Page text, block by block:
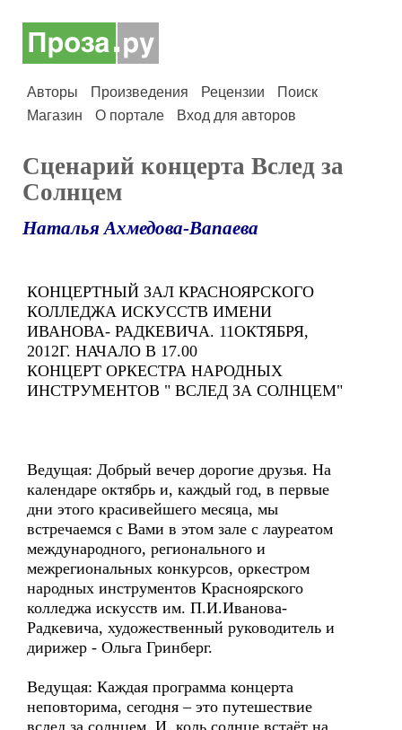
Авторы Произведения Рецензии
Поиск
Магазин
О портале Вход для авторов
Сценарий концерта Вслед за
Солнцем
Наталья Ахмедова-Вапаева
КОНЦЕРТНЫЙ ЗАЛ КРАСНОЯРСКОГО
КОЛЛЕДЖА ИСКУССТВ ИМЕНИ
ИВАНОВА- РАДКЕВИЧА. 11ОКТЯБРЯ,
2012Г. НАЧАЛО В 17.00
КОНЦЕРТ ОРКЕСТРА НАРОДНЫХ
ИНСТРУМЕНТОВ " ВСЛЕД ЗА СОЛНЦЕМ"
Ведущая: Добрый вечер дорогие друзья. На
календаре октябрь и, каждый год, в первые
дни этого красивейшего месяца, мы
встречаемся с Вами в этом зале с лауреатом
международного, регионального и
межрегиональных конкурсов, оркестром
народных инструментов Красноярского
колледжа искусств им. П.И.Иванова-
Радкевича, художественный руководитель и
дирижер - Ольга Гринберг.
Ведущая: Каждая программа концерта
неповторима, сегодня – это путешествие
вслед за солнцем. И, коль солнце встаёт на